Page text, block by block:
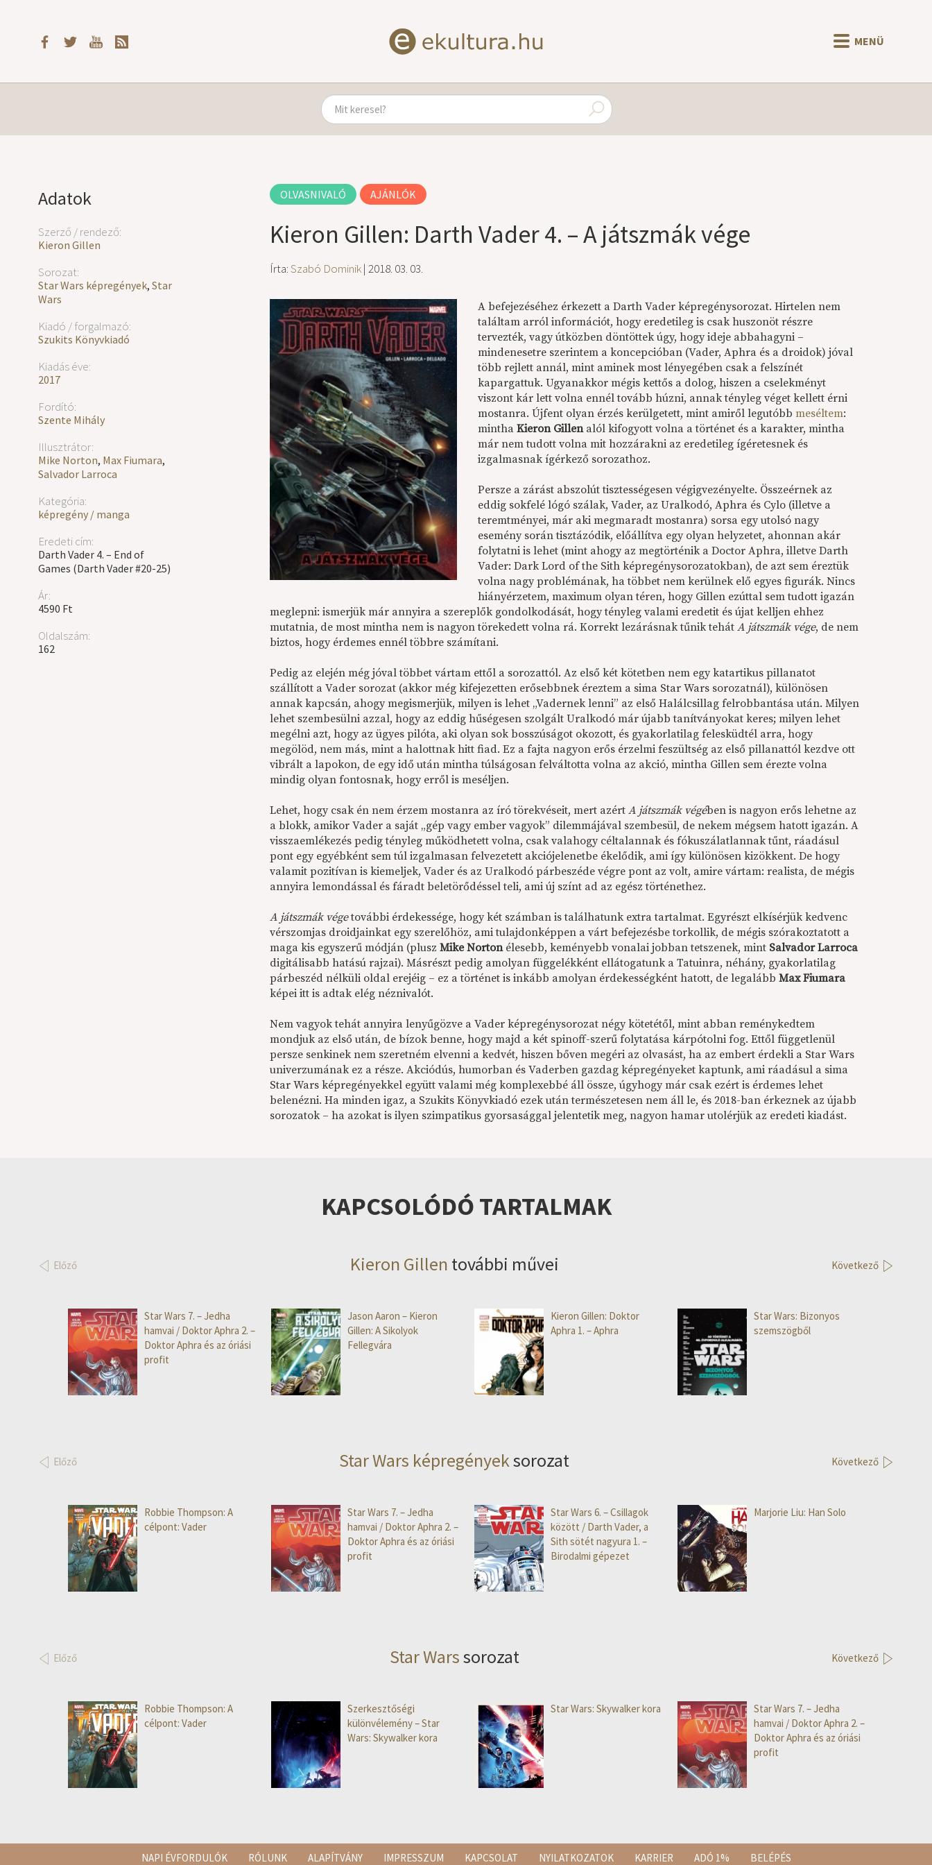
MENÜ
Adatok
Szerző / rendező:
Kieron Gillen
Sorozat:
Star Wars képregények, Star
Wars
Kiadó / forgalmazó:
Szukits Könyvkiadó
Kiadás éve:
2017
Fordító:
Szente Mihály
Illusztrátor:
Mike Norton, Max Fiumara,
Salvador Larroca
Kategória:
képregény / manga
Eredeti cím:
Darth Vader 4. – End of
Games (Darth Vader #20-25)
Ár:
4590 Ft
Oldalszám:
162
OLVASNIVALÓ AJÁNLÓK
Kieron Gillen: Darth Vader 4. – A játszmák vége
Írta:Szabó Dominik| 2018. 03. 03.
A befejezéséhez érkezett a Darth Vader képregénysorozat. Hirtelen nem
találtam arról információt, hogy eredetileg is csak huszonöt részre
tervezték, vagy útközben döntöttek úgy, hogy ideje abbahagyni –
mindenesetre szerintem a koncepcióban (Vader, Aphra és a droidok) jóval
több rejlett annál, mint aminek most lényegében csak a felszínét
kapargattuk. Ugyanakkor mégis kettős a dolog, hiszen a cselekményt
viszont kár lett volna ennél tovább húzni, annak tényleg véget kellett érni
mostanra. Újfent olyan érzés kerülgetett, mint amiről legutóbb meséltem:
minthaKieron Gillenalól kifogyott volna a történet és a karakter, mintha
már nem tudott volna mit hozzárakni az eredetileg ígéretesnek és
izgalmasnak ígérkező sorozathoz.
Persze a zárást abszolút tisztességesen végigvezényelte. Összeérnek az
eddig sokfelé lógó szálak, Vader, az Uralkodó, Aphra és Cylo (illetve a
teremtményei, már aki megmaradt mostanra) sorsa egy utolsó nagy
esemény során tisztázódik, előállítva egy olyan helyzetet, ahonnan akár
folytatni is lehet (mint ahogy az megtörténik a Doctor Aphra, illetve Darth
Vader: Dark Lord of the Sith képregénysorozatokban), de azt sem éreztük
volna nagy problémának, ha többet nem kerülnek elő egyes figurák. Nincs
hiányérzetem, maximum olyan téren, hogy Gillen ezúttal sem tudott igazán
meglepni: ismerjük már annyira a szereplők gondolkodását, hogy tényleg valami eredetit és újat kelljen ehhez
mutatnia, de most mintha nem is nagyon törekedett volna rá. Korrekt lezárásnak tűnik tehátA játszmák vége, de nem
biztos, hogy érdemes ennél többre számítani.
Pedig az elején még jóval többet vártam ettől a sorozattól. Az első két kötetben nem egy katartikus pillanatot
szállított a Vader sorozat (akkor még kifejezetten erősebbnek éreztem a sima Star Wars sorozatnál), különösen
annak kapcsán, ahogy megismerjük, milyen is lehet „Vadernek lenni” az első Halálcsillag felrobbantása után. Milyen
lehet szembesülni azzal, hogy az eddig hűségesen szolgált Uralkodó már újabb tanítványokat keres; milyen lehet
megélni azt, hogy az ügyes pilóta, aki olyan sok bosszúságot okozott, és gyakorlatilag felesküdtél arra, hogy
megölöd, nem más, mint a halottnak hitt fiad. Ez a fajta nagyon erős érzelmi feszültség az első pillanattól kezdve ott
vibrált a lapokon, de egy idő után mintha túlságosan felváltotta volna az akció, mintha Gillen sem érezte volna
mindig olyan fontosnak, hogy erről is meséljen.
Lehet, hogy csak én nem érzem mostanra az író törekvéseit, mert azért A játszmák végében is nagyon erős lehetne az
a blokk, amikor Vader a saját „gép vagy ember vagyok” dilemmájával szembesül, de nekem mégsem hatott igazán. A
visszaemlékezés pedig tényleg működhetett volna, csak valahogy céltalannak és fókuszálatlannak tűnt, ráadásul
pont egy egyébként sem túl izgalmasan felvezetett akciójelenetbe ékelődik, ami így különösen kizökkent. De hogy
valamit pozitívan is kiemeljek, Vader és az Uralkodó párbeszéde végre pont az volt, amire vártam: realista, de mégis
annyira lemondással és fáradt beletörődéssel teli, ami új színt ad az egész történethez.
A játszmák végetovábbi érdekessége, hogy két számban is találhatunk extra tartalmat. Egyrészt elkísérjük kedvenc
vérszomjas droidjainkat egy szerelőhöz, ami tulajdonképpen a várt befejezésbe torkollik, de mégis szórakoztatott a
maga kis egyszerű módján (pluszMike Nortonélesebb, keményebb vonalai jobban tetszenek, mint Salvador Larroca
digitálisabb hatású rajzai). Másrészt pedig amolyan függelékként ellátogatunk a Tatuinra, néhány, gyakorlatilag
párbeszéd nélküli oldal erejéig – ez a történet is inkább amolyan érdekességként hatott, de legalábbMax Fiumara
képei itt is adtak elég néznivalót.
Nem vagyok tehát annyira lenyűgözve a Vader képregénysorozat négy kötetétől, mint abban reménykedtem
mondjuk az első után, de bízok benne, hogy majd a két spinoff-szerű folytatása kárpótolni fog. Ettől függetlenül
persze senkinek nem szeretném elvenni a kedvét, hiszen bőven megéri az olvasást, ha az embert érdekli a Star Wars
univerzumának ez a része. Akciódús, humorban és Vaderben gazdag képregényeket kaptunk, ami ráadásul a sima
Star Wars képregényekkel együtt valami még komplexebbé áll össze, úgyhogy már csak ezért is érdemes lehet
belenézni. Ha minden igaz, a Szukits Könyvkiadó ezek után természetesen nem áll le, és 2018-ban érkeznek az újabb
sorozatok – ha azokat is ilyen szimpatikus gyorsasággal jelentetik meg, nagyon hamar utolérjük az eredeti kiadást.
KAPCSOLÓDÓ TARTALMAK
Előző Kieron Gillen további művei Következő
Star Wars 7. – Jedha
hamvai / Doktor Aphra 2. –
Doktor Aphra és az óriási
profit
Jason Aaron – Kieron
Gillen: A Sikolyok
Fellegvára
Kieron Gillen: Doktor
Aphra 1. – Aphra
Star Wars: Bizonyos
szemszögből
Előző Star Wars képregényeksorozat Következő
Robbie Thompson: A
célpont: Vader
Star Wars 7. – Jedha
hamvai / Doktor Aphra 2. –
Doktor Aphra és az óriási
profit
Star Wars 6. – Csillagok
között / Darth Vader, a
Sith sötét nagyura 1. –
Birodalmi gépezet
Marjorie Liu: Han Solo
Előző Star Warssorozat Következő
Robbie Thompson: A
célpont: Vader
Szerkesztőségi
különvélemény – Star
Wars: Skywalker kora
Star Wars: Skywalker kora
Star Wars 7. – Jedha
hamvai / Doktor Aphra 2. –
Doktor Aphra és az óriási
profit
NAPI ÉVFORDULÓK RÓLUNK ALAPÍTVÁNY IMPRESSZUM KAPCSOLAT NYILATKOZATOK KARRIER ADÓ 1% BELÉPÉS